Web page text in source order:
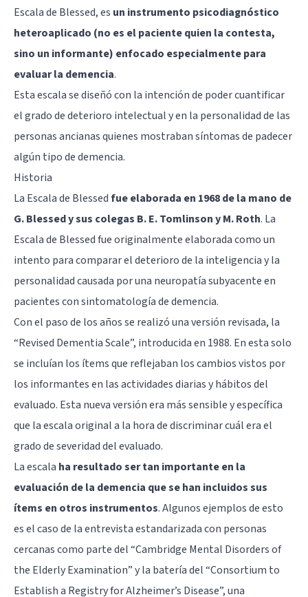
Escala de Blessed, es un instrumento psicodiagnóstico
heteroaplicado (no es el paciente quien la contesta,
sino un informante) enfocado especialmente para
evaluar la demencia.
Esta escala se diseñó con la intención de poder cuantificar
el grado de deterioro intelectual y en la personalidad de las
personas ancianas quienes mostraban síntomas de padecer
algún tipo de demencia.
Historia
La Escala de Blessedfue elaborada en 1968 de la mano de
G. Blessed y sus colegas B. E. Tomlinson y M. Roth. La
Escala de Blessed fue originalmente elaborada como un
intento para comparar el deterioro de la inteligencia y la
personalidad causada por una neuropatía subyacente en
pacientes con sintomatología de demencia.
Con el paso de los años se realizó una versión revisada, la
“Revised Dementia Scale”, introducida en 1988. En esta solo
se incluían los ítems que reflejaban los cambios vistos por
los informantes en las actividades diarias y hábitos del
evaluado. Esta nueva versión era más sensible y específica
que la escala original a la hora de discriminar cuál era el
grado de severidad del evaluado.
La escala ha resultado ser tan importante en la
evaluación de la demencia que se han incluidos sus
ítems en otros instrumentos. Algunos ejemplos de esto
es el caso de la entrevista estandarizada con personas
cercanas como parte del “Cambridge Mental Disorders of
the Elderly Examination” y la batería del “Consortium to
Establish a Registry for Alzheimer’s Disease”, una